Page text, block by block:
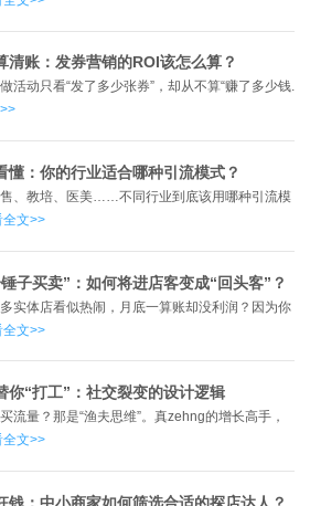
清账：发券营销的ROI该怎么算？
活动只看“发了多少张券”，却从不算“赚了多少钱.
懂：你的行业适合哪种引流模式？
、教培、医美……不同行业到底该用哪种引流模
全文>>
子买卖”：如何将进店客变成“回头客”？
实体店看似热闹，月底一算账却没利润？因为你
全文>>
你“打工”：社交裂变的设计逻辑
流量？那是“渔夫思维”。真zehng的增长高手，
全文>>
钱：中小商家如何筛选合适的探店达人？